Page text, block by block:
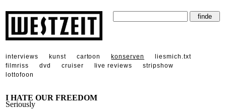
interviews kunst cartoon konserven
liesmich.txt
filmriss
dvd cruiser live reviews
stripshow
lottofoon
I HATE OUR FREEDOM
Seriously